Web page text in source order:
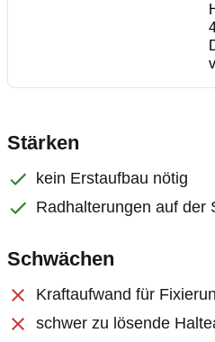
Stärken
kein Erstaufbau nötig
Radhalterungen auf der
Schwächen
Kraftaufwand für
schwer zu lösende